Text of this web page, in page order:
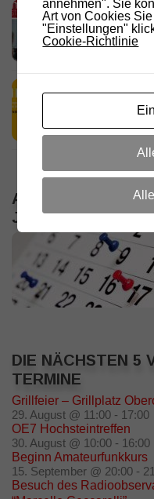
D.R.C. in
18. JULI 2026
11. JULI 2026
ALLE
JAHRES
DIE NÄCHSTEN 5
TERMINE
Grillfeier – Grillplatz
29. August @ 11:00 - 17:00
OE7 Hochsteintreffen
30. August @ 10:00 - 16:00
Beginn Amateurfunkkurs
15. September @ 20:00 -
Besuch des
annehmen". Sie
Art von Cookies
"Einstellungen"
Cookie-Richtlinie